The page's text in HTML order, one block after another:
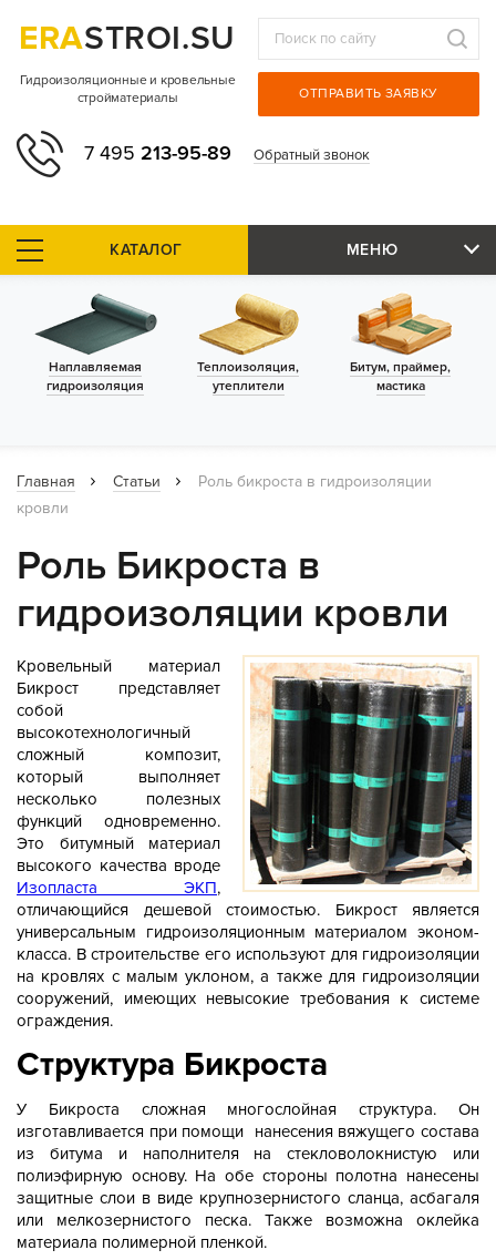
ERASTROI.SU
Гидроизоляционные и кровельные
стройматериалы
7 495 213-95-89 Обратный звонок
ОТПРАВИТЬ ЗАЯВКУ
КАТАЛОГ МЕНЮ
Наплавляемая
гидроизоляция
Теплоизоляция,
утеплители
Битум, праймер,
мастика
Главная Статьи
Роль бикроста в гидроизоляции
кровли
Роль Бикроста в
гидроизоляции кровли
Кровельный материал
Бикрост представляет
собой
высокотехнологичный
сложный композит,
который выполняет
несколько полезных
функций одновременно.
Это битумный материал
высокого качества вроде
Изопласта ЭКП,
отличающийся дешевой стоимостью. Бикрост является
универсальным гидроизоляционным материалом эконом-
класса. В строительстве его используют для гидроизоляции
на кровлях с малым уклоном, а также для гидроизоляции
сооружений, имеющих невысокие требования к системе
ограждения.
Структура Бикроста
У Бикроста сложная многослойная структура. Он
изготавливается при помощи нанесения вяжущего состава
из битума и наполнителя на стекловолокнистую или
полиэфирную основу. На обе стороны полотна нанесены
защитные слои в виде крупнозернистого сланца, асбагаля
или мелкозернистого песка. Также возможна оклейка
материала полимерной пленкой.